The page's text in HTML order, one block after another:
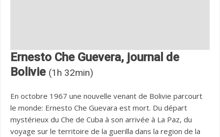
Ernesto Che Guevera, journal de
Bolivie (1h 32min)
En octobre 1967 une nouvelle venant de Bolivie parcourt
le monde: Ernesto Che Guevara est mort. Du départ
mystérieux du Che de Cuba à son arrivée à La Paz, du
voyage sur le territoire de la guerilla dans la region de la